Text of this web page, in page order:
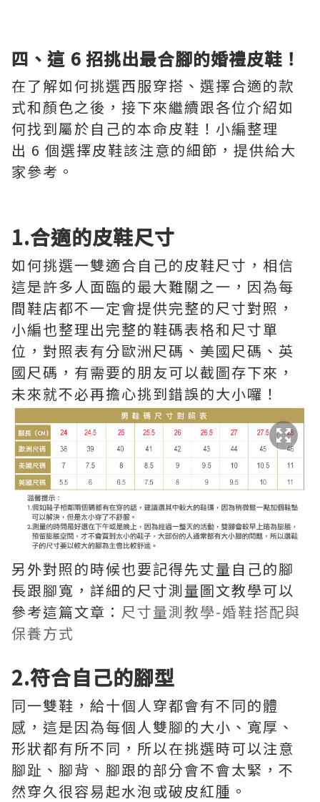
四、這 6 招挑出最合腳的婚禮皮鞋！
在了解如何挑選西服穿搭、選擇合適的款
式和顏色之後，接下來繼續跟各位介紹如
何找到屬於自己的本命皮鞋！小編整理
出 6 個選擇皮鞋該注意的細節，提供給大
家參考。
1.合適的皮鞋尺寸
如何挑選一雙適合自己的皮鞋尺寸，相信
這是許多人面臨的最大難關之一，因為每
間鞋店都不一定會提供完整的尺寸對照，
小編也整理出完整的鞋碼表格和尺寸單
位，對照表有分歐洲尺碼、美國尺碼、英
國尺碼，有需要的朋友可以截圖存下來，
未來就不必再擔心挑到錯誤的大小囉！
另外對照的時候也要記得先丈量自己的腳
長跟腳寬，詳細的尺寸測量圖文教學可以
參考這篇文章： 尺寸量測教學-婚鞋搭配與
保養方式
2.符合自己的腳型
同一雙鞋，給十個人穿都會有不同的體
感，這是因為每個人雙腳的大小、寬厚、
形狀都有所不同，所以在挑選時可以注意
腳趾、腳背、腳跟的部分會不會太緊，不
然穿久很容易起水泡或破皮紅腫。